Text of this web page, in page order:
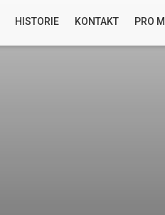
HISTORIE KONTAKT PRO